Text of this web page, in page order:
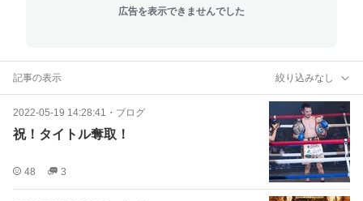
広告を表示できませんでした
記事の表示 絞り込みなし
2022-05-19 14:28:41 ・ ブログ
祝！タイトル奪取！
48 3